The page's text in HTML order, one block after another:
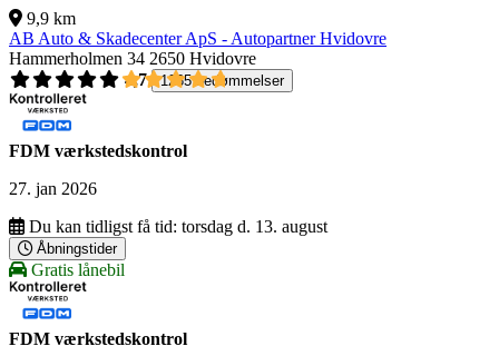
9,9 km
AB Auto & Skadecenter ApS - Autopartner Hvidovre
Hammerholmen 34 2650 Hvidovre
4,7
1265 bedømmelser
FDM værkstedskontrol
27. jan 2026
Du kan tidligst få tid: torsdag d. 13. august
Åbningstider
Gratis lånebil
FDM værkstedskontrol